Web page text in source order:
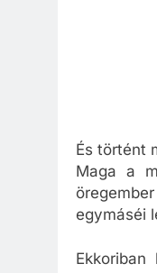
És történt
Maga a
egymáséi